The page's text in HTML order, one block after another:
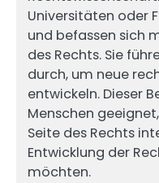
Universitäten oder
und befassen sich
des Rechts. Sie
durch, um neue
entwickeln. Dieser
Menschen
Seite des Rechts
Entwicklung der
möchten.